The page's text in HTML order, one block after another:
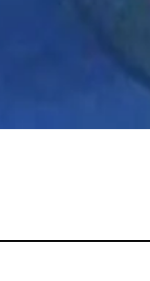
Ut mollis pellentesque